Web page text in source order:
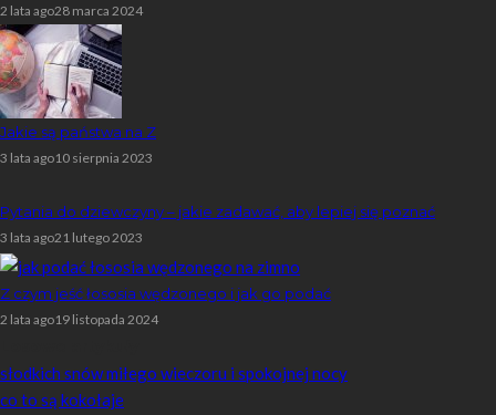
2 lata ago28 marca 2024
Jakie są państwa na Z
3 lata ago10 sierpnia 2023
Pytania do dziewczyny – jakie zadawać, aby lepiej się poznać
3 lata ago21 lutego 2023
Z czym jeść łososia wędzonego i jak go podać
2 lata ago19 listopada 2024
słodkich snów miłego wieczoru i spokojnej nocy
co to są kokołaje